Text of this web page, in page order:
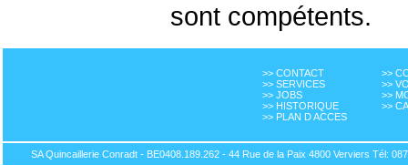
sont compétents.
>> CONTACT
>> SERVICES
>> JOBS
>> HISTORIQUE
>> PLAN D ACCES
>>
>>
>>
>>
SA Quincaillerie Conradt - BE0408.189.262 - 44 Rue de la Paix 4800 Verviers Tél: